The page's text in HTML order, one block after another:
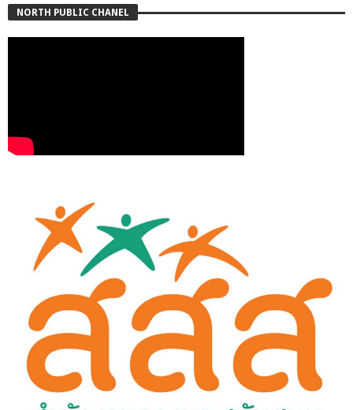
NORTH PUBLIC CHANEL